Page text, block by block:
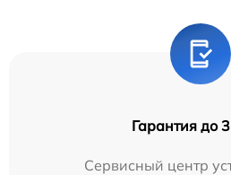
Гарантия до
Сервисный центр